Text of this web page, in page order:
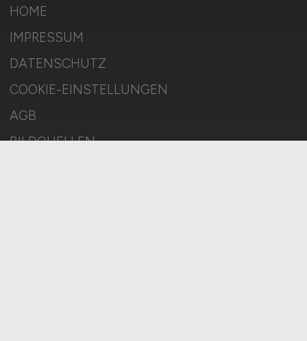
HOME
IMPRESSUM
DATENSCHUTZ
COOKIE-EINSTELLUNGEN
AGB
BILDQUELLEN